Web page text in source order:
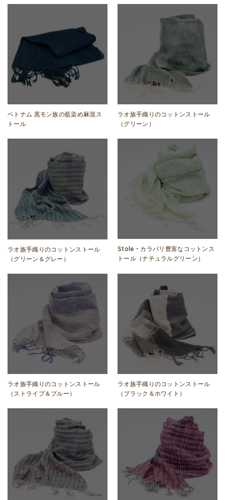
ベトナム 黒モン族の藍染め麻混ス
トール
ラオ族手織りのコットンストール
（グリーン）
ラオ族手織りのコットンストール
（グリーン＆グレー）
Stole - カラバリ豊富なコットンス
トール（ナチュラルグリーン）
ラオ族手織りのコットンストール
（ストライプ＆ブルー）
ラオ族手織りのコットンストール
（ブラック＆ホワイト）